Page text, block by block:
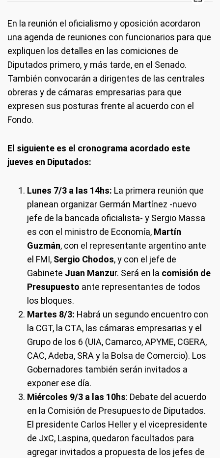
En la reunión el oficialismo y oposición acordaron
una agenda de reuniones con funcionarios para que
expliquen los detalles en las comiciones de
Diputados primero, y más tarde, en el Senado.
También convocarán a dirigentes de las centrales
obreras y de cámaras empresarias para que
expresen sus posturas frente al acuerdo con el
Fondo.
El siguiente es el cronograma acordado este
jueves en Diputados:
Lunes 7/3 a las 14hs: La primera reunión que
planean organizar Germán Martínez -nuevo
jefe de la bancada oficialista- y Sergio Massa
es con el ministro de Economía, Martín
Guzmán, con el representante argentino ante
el FMI, Sergio Chodos, y con el jefe de
Gabinete Juan Manzur. Será en la comisión de
Presupuesto ante representantes de todos
los bloques.
Martes 8/3: Habrá un segundo encuentro con
la CGT, la CTA, las cámaras empresarias y el
Grupo de los 6 (UIA, Camarco, APYME, CGERA,
CAC, Adeba, SRA y la Bolsa de Comercio). Los
Gobernadores también serán invitados a
exponer ese día.
Miércoles 9/3 a las 10hs: Debate del acuerdo
en la Comisión de Presupuesto de Diputados.
El presidente Carlos Heller y el vicepresidente
de JxC, Laspina, quedaron facultados para
agregar invitados a propuesta de los jefes de